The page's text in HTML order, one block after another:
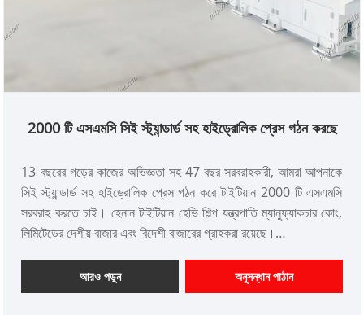
2000 টি এসএমসি সিই স্ট্যান্ডার্ড সহ হাইড্রোলিক প্রেস গঠন করছে
13 বছরের গড়ের কাজের অভিজ্ঞতা সহ 47 বছর সরবরাহকারী, আমরা আপনাকে
সিই স্ট্যান্ডার্ড সহ হাইড্রোলিক প্রেস গঠন করে টাইটিয়ান 2000 টি এসএমসি
সরবরাহ করতে চাই। হেনান টাইটিয়ান হেভি শিল্প যন্ত্রপাতি ম্যানুফ্যাকচার কোং,
লিমিটেডের দেশীয় বাজার এবং বিদেশী বাজারের গ্রাহকরা রয়েছে।
অর্থ প্রদান: টি/টি, এল/সি
পণ্য উত্স: চীন
আরও পড়ুন অনুসন্ধান পাঠান